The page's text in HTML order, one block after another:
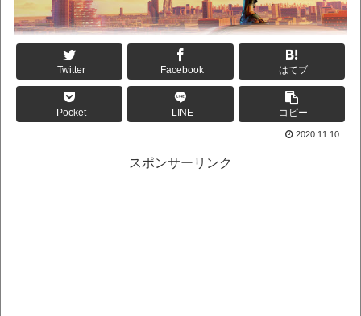
Twitter Facebook はてブ
Pocket LINE コピー
2020.11.10
スポンサーリンク